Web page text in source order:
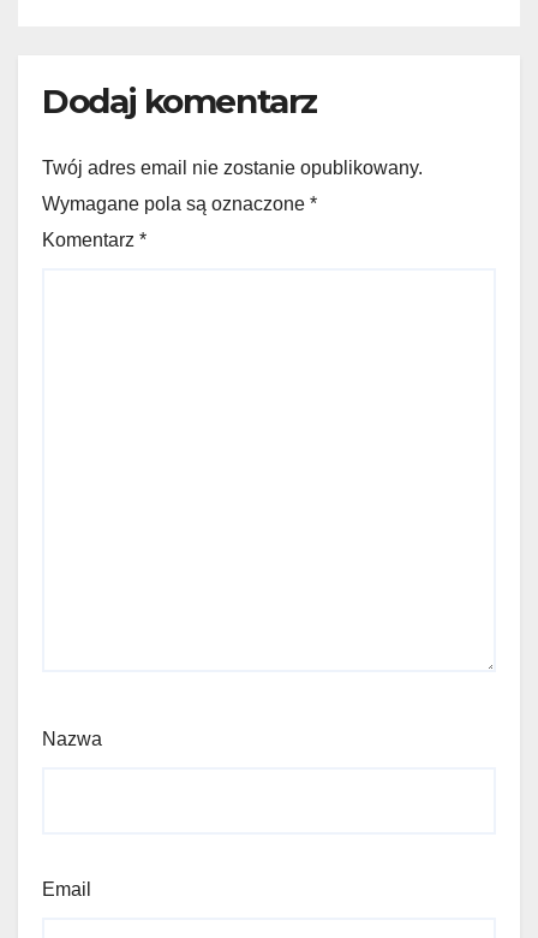
Dodaj komentarz
Twój adres email nie zostanie opublikowany.
Wymagane pola są oznaczone *
Komentarz *
Nazwa
Email